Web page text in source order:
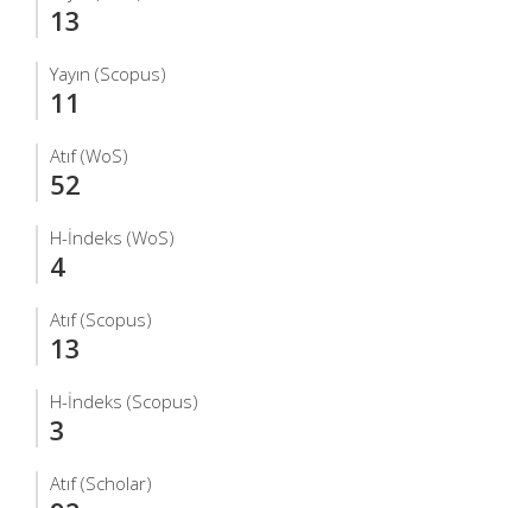
13
Yayın (Scopus)
11
Atıf (WoS)
52
H-İndeks (WoS)
4
Atıf (Scopus)
13
H-İndeks (Scopus)
3
Atıf (Scholar)